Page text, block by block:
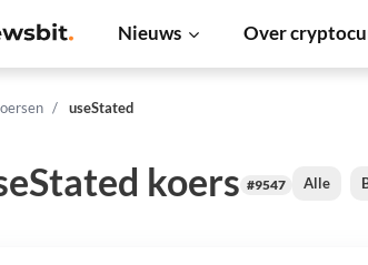
Nieuws Over
useStated
koers #9547 Alle